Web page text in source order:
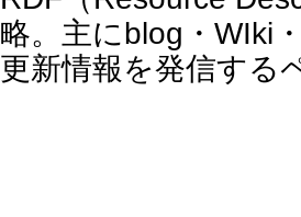
略。主にblog・WIki
更新情報を発信する